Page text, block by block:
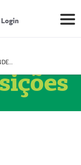
Login
MUDANÇA DE ENDEREÇO - DIAGITAB SERVIÇOS MÉDICOS LTDA (54003267-5)